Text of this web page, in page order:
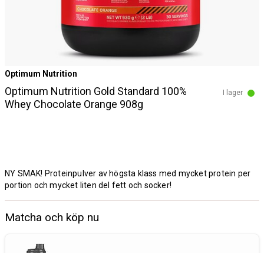
Optimum Nutrition
Optimum Nutrition Gold Standard 100%
Whey Chocolate Orange 908g
I lager
NY SMAK! Proteinpulver av högsta klass med mycket protein per
portion och mycket liten del fett och socker!
Matcha och köp nu